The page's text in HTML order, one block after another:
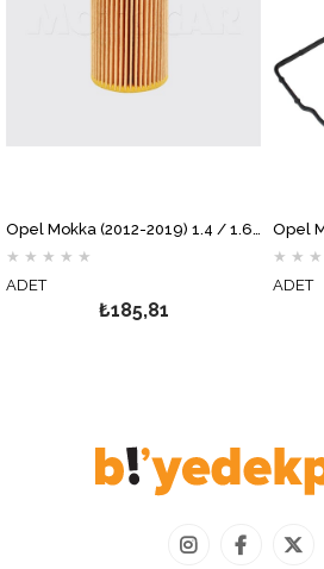
Opel Mokka (2012-2019) 1.4 / 1.6 Benzinli 115 BG ve 140 BG Yağ Filtresi MOTOCAR
★ ★ ★
₺185,81
★ ★ ★
ADET